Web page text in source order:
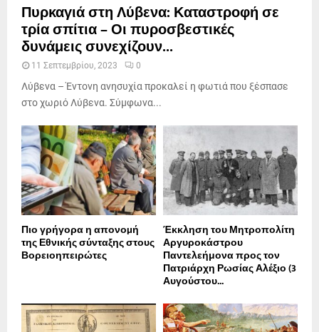
Πυρκαγιά στη Λύβενα: Καταστροφή σε
τρία σπίτια – Οι πυροσβεστικές
δυνάμεις συνεχίζουν...
11 Σεπτεμβρίου, 2023 0
Λύβενα – Έντονη ανησυχία προκαλεί η φωτιά που ξέσπασε
στο χωριό Λύβενα. Σύμφωνα...
Πιο γρήγορα η απονοµή
της Εθνικής σύνταξης στους
Βορειοηπειρώτες
Έκκληση του Μητροπολίτη
Αργυροκάστρου
Παντελεήμονα προς τον
Πατριάρχη Ρωσίας Αλέξιο (3
Αυγούστου...